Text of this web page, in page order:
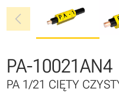
chevron_left
PA-10021AN4
PA 1/21 CIĘTY